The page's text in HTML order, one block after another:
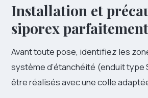
Installation et
siporex
Avant toute pose, identifiez les
système d’étanchéité (enduit type
être réalisés avec une colle